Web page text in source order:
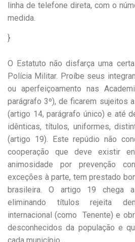
linha de telefone direta, com o
medida.
}
O Estatuto não disfarça uma
Polícia Militar. Proíbe seus
ou aperfeiçoamento nas
parágrafo 3º), de ficarem sujeitos
(artigo 14, parágrafo único) e até
idênticas, títulos, uniformes,
(artigo 19). Este repúdio não
cooperação que deve existir
animosidade por prevenção
exceções à parte, tem prestado
brasileira. O artigo 19 chega
eliminando títulos rejeita
internacional (como Tenente) e
desconhecidos da população e